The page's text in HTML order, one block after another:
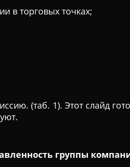
в торговых точках;
(таб. 1). Этот слайд
группы